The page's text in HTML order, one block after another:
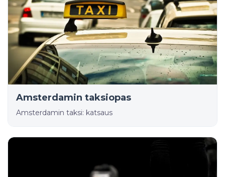
Amsterdamin taksiopas
Amsterdamin taksi: katsaus